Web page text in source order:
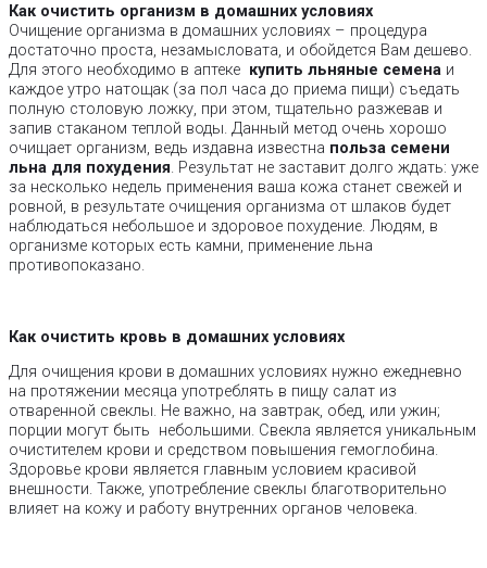
Как очистить организм в домашних условиях
Очищение организма в домашних условиях – процедура
достаточно проста, незамысловата, и обойдется Вам дешево.
Для этого необходимо в аптеке купить льняные семена и
каждое утро натощак (за пол часа до приема пищи) съедать
полную столовую ложку, при этом, тщательно разжевав и
запив стаканом теплой воды. Данный метод очень хорошо
очищает организм, ведь издавна известна польза семени
льна для похудения. Результат не заставит долго ждать: уже
за несколько недель применения ваша кожа станет свежей и
ровной, в результате очищения организма от шлаков будет
наблюдаться небольшое и здоровое похудение. Людям, в
организме которых есть камни, применение льна
противопоказано.
Как очистить кровь в домашних условиях
Для очищения крови в домашних условиях нужно ежедневно
на протяжении месяца употреблять в пищу салат из
отваренной свеклы. Не важно, на завтрак, обед, или ужин;
порции могут быть небольшими. Свекла является уникальным
очистителем крови и средством повышения гемоглобина.
Здоровье крови является главным условием красивой
внешности. Также, употребление свеклы благотворительно
влияет на кожу и работу внутренних органов человека.